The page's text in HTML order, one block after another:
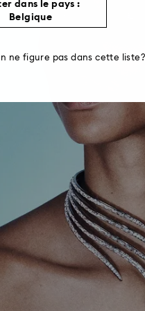
dans le pays :
Belgique
ne figure pas dans cette liste?